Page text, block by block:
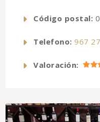
Código postal:
Telefono: 967
Valoración: